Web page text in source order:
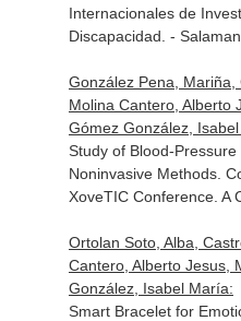
Internacionales de
Discapacidad. -
González Pena, Mariña,
Molina Cantero, Alberto
Gómez González,
Study of Blood-
Noninvasive Methods.
XoveTIC Conference. A
Ortolan Soto, Alba,
Cantero, Alberto Jesus,
González, Isabel María:
Smart Bracelet for